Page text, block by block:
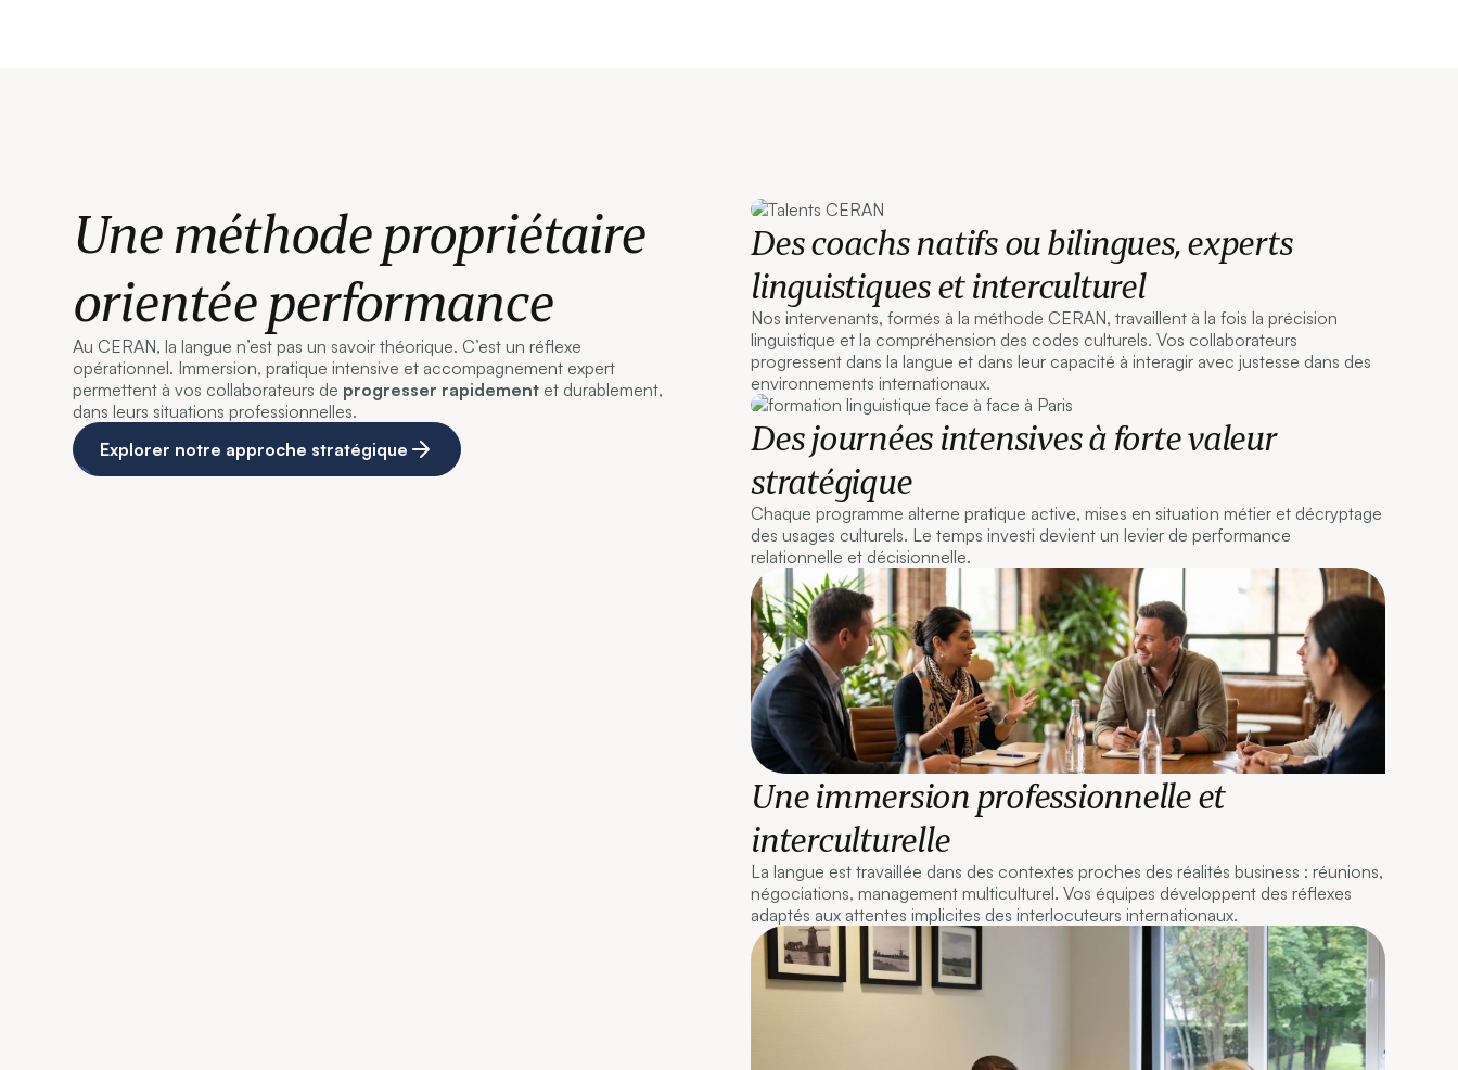
Une méthode propriétaire
orientée performance
Au CERAN, la langue n’est pas un savoir théorique. C’est un réflexe
opérationnel. Immersion, pratique intensive et accompagnement expert
permettent à vos collaborateurs de progresser rapidement et durablement,
dans leurs situations professionnelles.
Explorer notre approche stratégique
Des coachs natifs ou bilingues, experts
linguistiques et interculturel
Nos intervenants, formés à la méthode CERAN, travaillent à la fois la précision
linguistique et la compréhension des codes culturels. Vos collaborateurs
progressent dans la langue et dans leur capacité à interagir avec justesse dans des
environnements internationaux.
Des journées intensives à forte valeur
stratégique
Chaque programme alterne pratique active, mises en situation métier et décryptage
des usages culturels. Le temps investi devient un levier de performance
relationnelle et décisionnelle.
Une immersion professionnelle et
interculturelle
La langue est travaillée dans des contextes proches des réalités business : réunions,
négociations, management multiculturel. Vos équipes développent des réflexes
adaptés aux attentes implicites des interlocuteurs internationaux.